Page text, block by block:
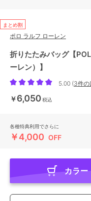
まとめ割
ポロ ラルフ ローレン
折りたたみバッグ【
ーレン）】
5.00 (3件の
￥6,050 税込
各種特典利用でさらに
￥4,000 OFF
カラー